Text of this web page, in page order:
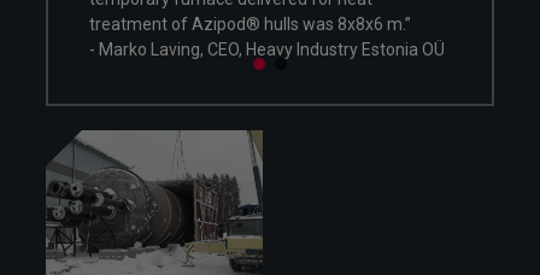
8x8x6 m.”
Estonia OÜ
team is looking forward to future
- Onni Kinnunen, CEO, SSV-Tanks Oy